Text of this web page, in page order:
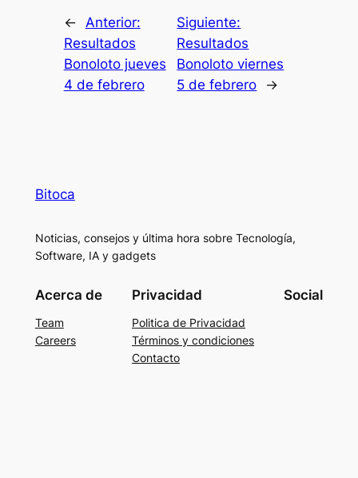
←
Anterior:
Resultados
Bonoloto jueves
4 de febrero
Siguiente:
Resultados
Bonoloto viernes
5 de febrero
→
Bitoca
Noticias, consejos y última hora sobre Tecnología,
Software, IA y gadgets
Acerca de
Team
Careers
Privacidad
Politica de Privacidad
Términos y condiciones
Contacto
Social